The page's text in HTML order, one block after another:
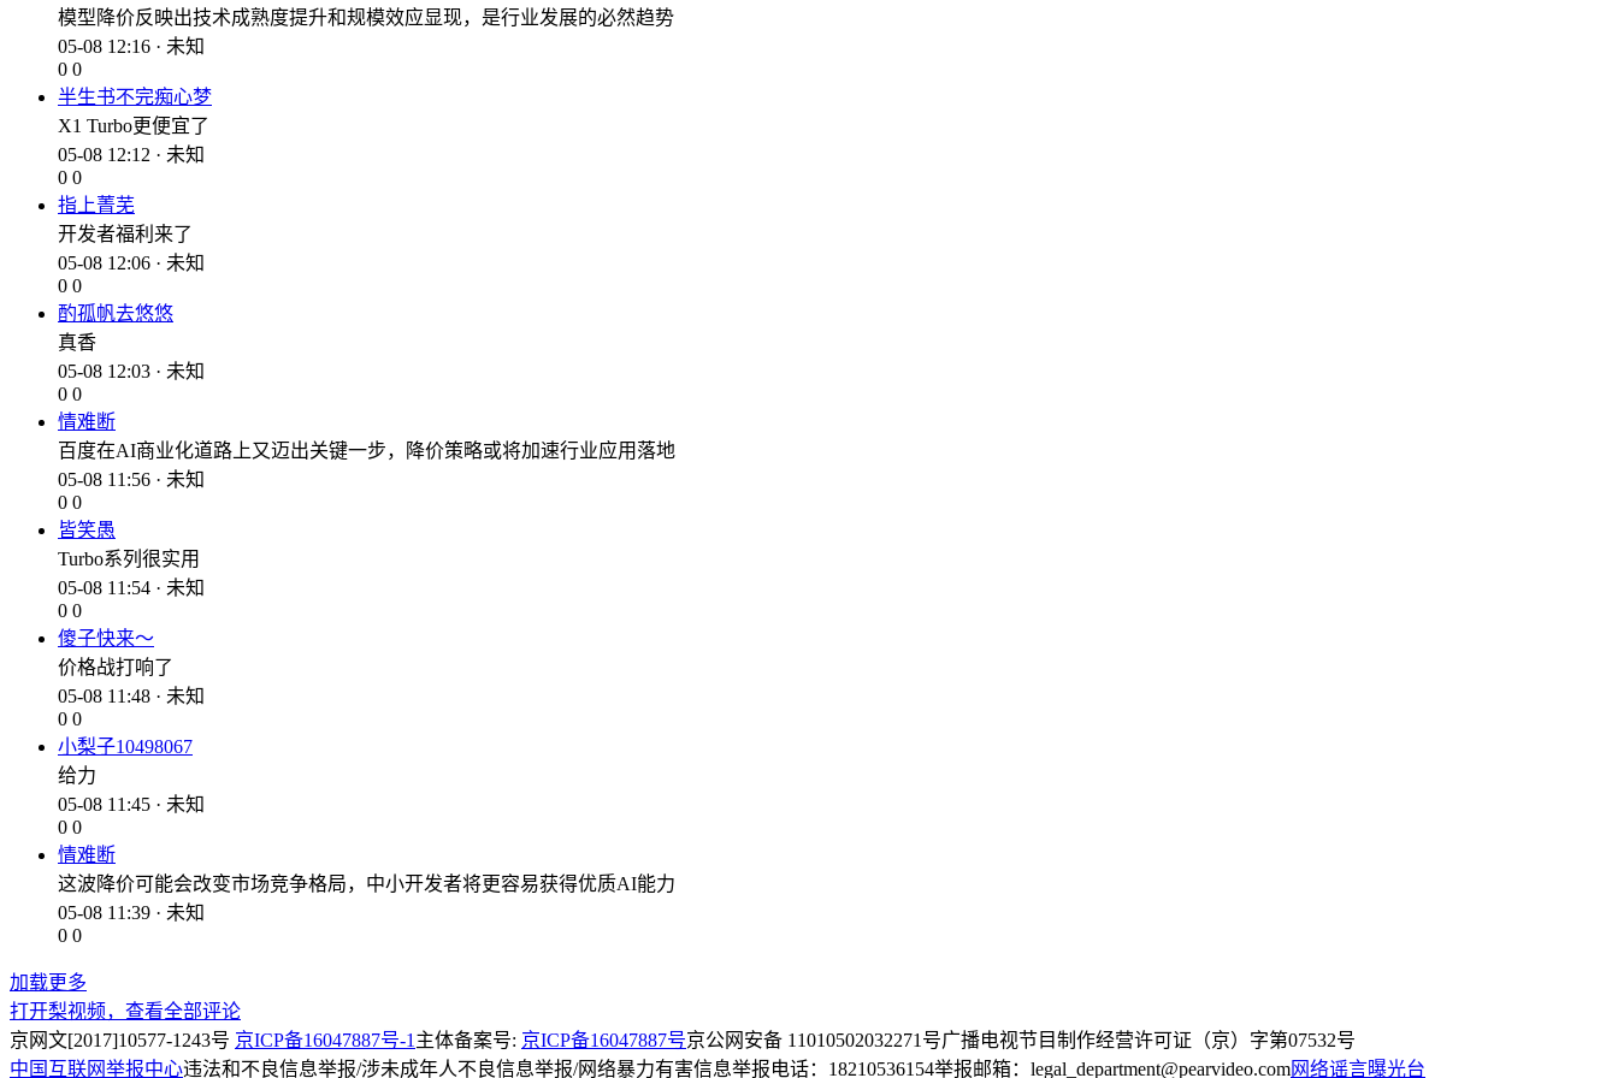
模型降价反映出技术成熟度提升和规模效应显现，是行业发展的必然趋势
05-08 12:16 · 未知
0 0
半生书不完痴心梦
X1 Turbo更便宜了
05-08 12:12 · 未知
0 0
指上菁芜
开发者福利来了
05-08 12:06 · 未知
0 0
酌孤帆去悠悠
真香
05-08 12:03 · 未知
0 0
情难断
百度在AI商业化道路上又迈出关键一步，降价策略或将加速行业应用落地
05-08 11:56 · 未知
0 0
皆笑愚
Turbo系列很实用
05-08 11:54 · 未知
0 0
傻子快来～
价格战打响了
05-08 11:48 · 未知
0 0
小梨子10498067
给力
05-08 11:45 · 未知
0 0
情难断
这波降价可能会改变市场竞争格局，中小开发者将更容易获得优质AI能力
05-08 11:39 · 未知
0 0
加载更多
打开梨视频，查看全部评论
京网文[2017]10577-1243号 京ICP备16047887号-1 主体备案号: 京ICP备16047887号京公网安备 11010502032271号广播电视节目制作经营许可证（京）字第07532号
中国互联网举报中心违法和不良信息举报/涉未成年人不良信息举报/网络暴力有害信息举报电话：18210536154举报邮箱：legal_department@pearvideo.com网络谣言曝光台